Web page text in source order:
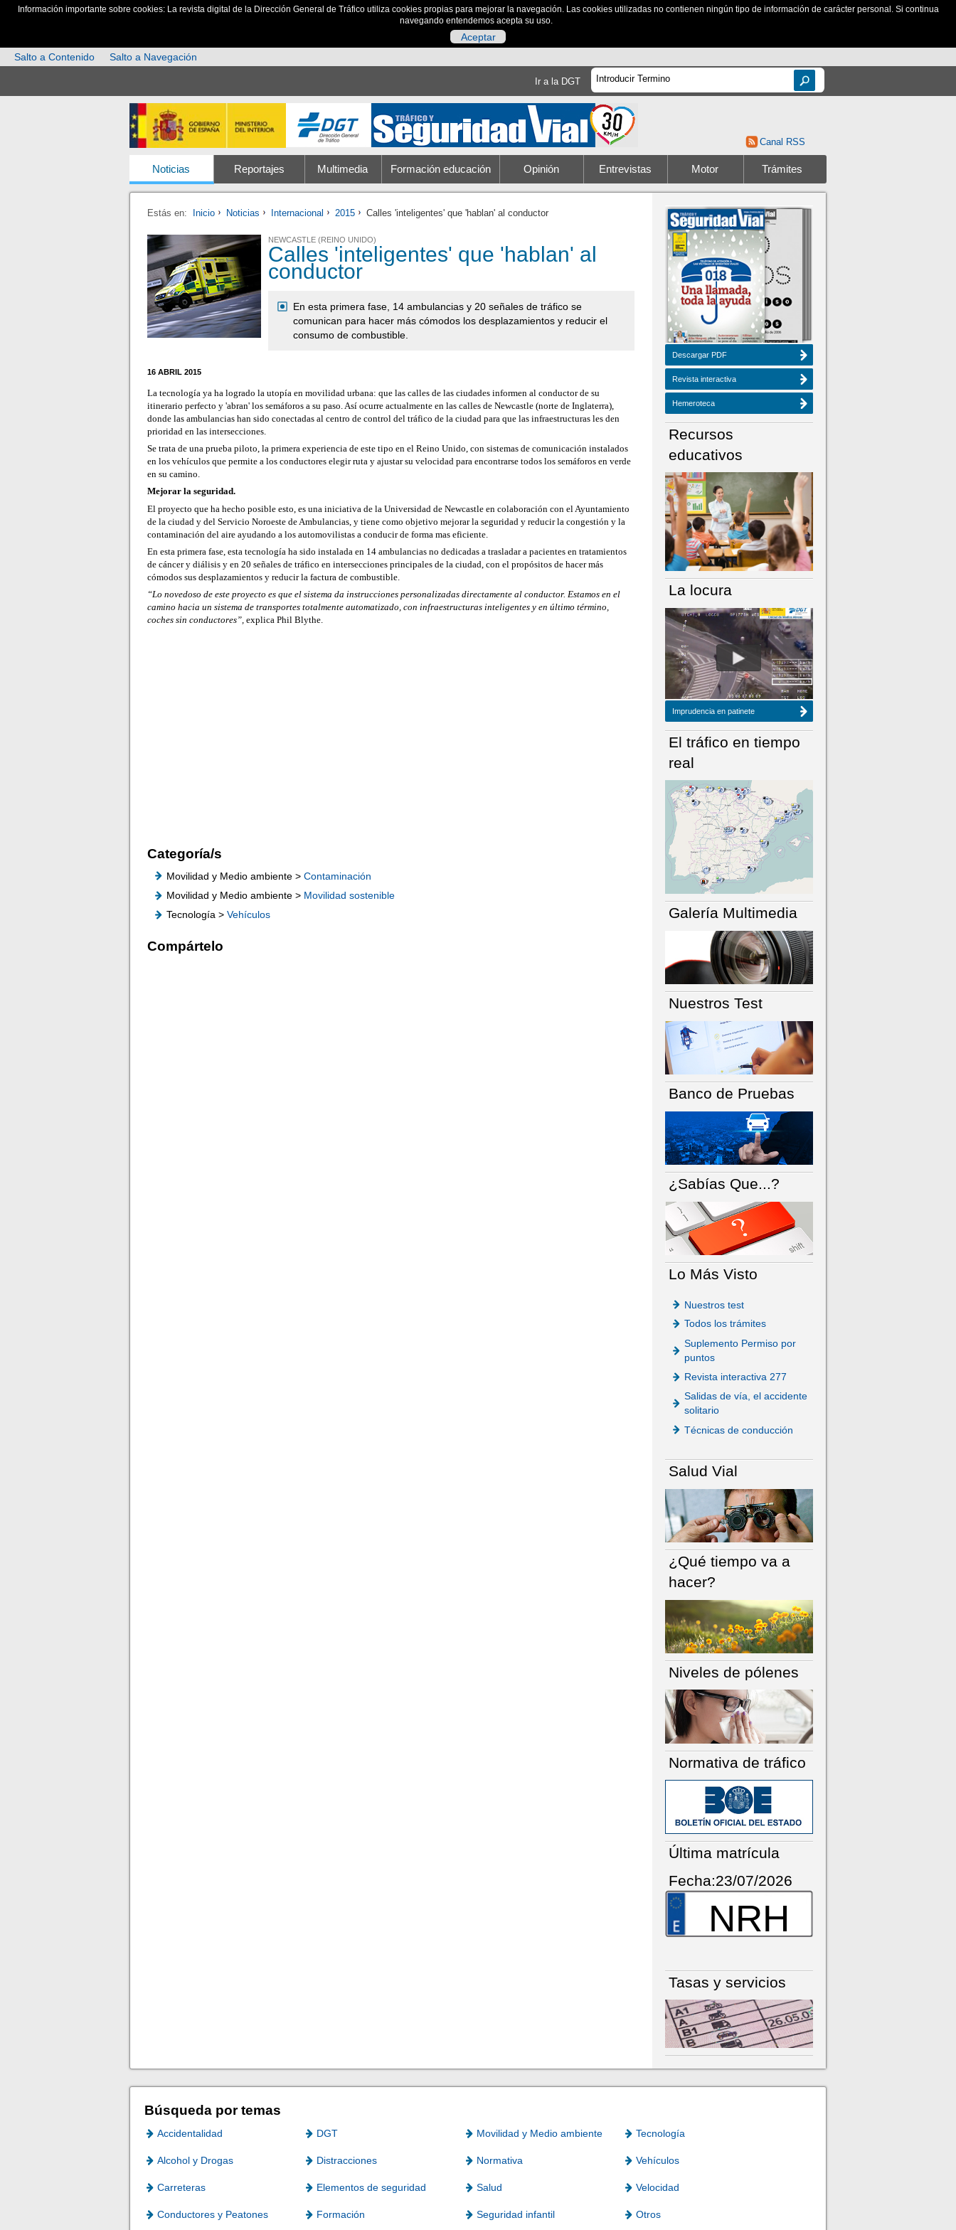
Información importante sobre cookies: La revista digital de la Dirección General de Tráfico utiliza cookies propias para mejorar la navegación. Las cookies utilizadas no contienen ningún tipo de información de carácter personal. Si continua
navegando entendemos acepta su uso.
Aceptar
Salto a Contenido
Salto a Navegación
Ir a la DGT
Canal RSS
Noticias Reportajes Multimedia Formación educación Opinión Entrevistas Motor Trámites
Estás en: Inicio Noticias Internacional 2015 Calles 'inteligentes' que 'hablan' al conductor
NEWCASTLE (REINO UNIDO)
Calles 'inteligentes' que 'hablan' al
conductor
En esta primera fase, 14 ambulancias y 20 señales de tráfico se
comunican para hacer más cómodos los desplazamientos y reducir el
consumo de combustible.
16 ABRIL 2015
La tecnología ya ha logrado la utopía en movilidad urbana: que las calles de las ciudades informen al conductor de su
itinerario perfecto y 'abran' los semáforos a su paso. Así ocurre actualmente en las calles de Newcastle (norte de Inglaterra),
donde las ambulancias han sido conectadas al centro de control del tráfico de la ciudad para que las infraestructuras les den
prioridad en las intersecciones.
Se trata de una prueba piloto, la primera experiencia de este tipo en el Reino Unido, con sistemas de comunicación instalados
en los vehículos que permite a los conductores elegir ruta y ajustar su velocidad para encontrarse todos los semáforos en verde
en su camino.
Mejorar la seguridad.
El proyecto que ha hecho posible esto, es una iniciativa de la Universidad de Newcastle en colaboración con el Ayuntamiento
de la ciudad y del Servicio Noroeste de Ambulancias, y tiene como objetivo mejorar la seguridad y reducir la congestión y la
contaminación del aire ayudando a los automovilistas a conducir de forma mas eficiente.
En esta primera fase, esta tecnologíaha sido instalada en 14 ambulancias no dedicadas a trasladar a pacientes en tratamientos
de cáncer y diálisis y en 20 señales de tráfico en intersecciones principales de la ciudad, con el propósitos de hacer más
cómodos sus desplazamientos y reducir la factura de combustible.
“Lo novedoso de este proyecto es que el sistema da instrucciones personalizadas directamente al conductor. Estamos en el
camino hacia un sistema de transportes totalmente automatizado, con infraestructuras inteligentes y en último término,
coches sin conductores”, explica Phil Blythe.
Categoría/s
Movilidad y Medio ambiente >Contaminación
Movilidad y Medio ambiente > Movilidad sostenible
Tecnología >Vehículos
Compártelo
NÚMERO ACTUAL HEMEROTECA
Descargar PDF
Revista interactiva
Hemeroteca
Recursos
educativos
La locura
Imprudencia en patinete
El tráfico en tiempo
real
Galería Multimedia
Nuestros Test
Banco de Pruebas
¿Sabías Que...?
Lo Más Visto
Nuestros test
Todos los trámites
Suplemento Permiso por
puntos
Revista interactiva 277
Salidas de vía, el accidente
solitario
Técnicas de conducción
Salud Vial
¿Qué tiempo va a
hacer?
Niveles de pólenes
Normativa de tráfico
Última matrícula
Fecha:23/07/2026
NRH
Tasas y servicios
Búsqueda por temas
Accidentalidad DGT Movilidad y Medio ambiente Tecnología
Alcohol y Drogas Distracciones Normativa Vehículos
Carreteras Elementos de seguridad Salud Velocidad
Conductores y Peatones Formación Seguridad infantil Otros